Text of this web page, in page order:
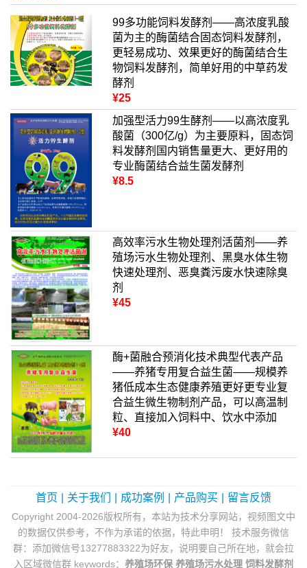
99多功能饲料发酵剂——高浓度乳酸
菌为主的酶菌结合固态饲料发酵剂，
更轻易成功、效果更好的酶菌结合生
物饲料发酵剂，简单好用的中草药发
酵剂
¥25
加强型活力99生酵剂——以高浓度乳
酸菌（300亿/g）为主要原料，固态饲
料发酵剂国内销售量更大、更好用的
专业酶菌结合益生菌发酵剂
¥8.5
高效率污水生物处理剂活菌剂——养
殖场污水生物处理剂、黑臭水体生物
快速处理剂、恶臭粪污废水快速除臭
剂
¥45
酶+菌融合预消化技术典型代表产品
——养猪专用复合益生菌——规模养
猪低成本生态健康养殖更好更专业复
合益生微生物制剂产品，可以高温制
粒、直接加入饲料中、饮水中添加
¥40
首页 关于我们 成功案例 产品购买 留言反馈
Copyright 2004-2026版权所有，本站为技术分享网站，视频图文中
的数据仅供参考，不作为承诺的依据，特此申明！ 技术服务微信
群：添加微信号13277883322为好友，说明要自己所在地，就会拉
入区域微信群 keywords： 养殖场环保 养殖场污水处理 饲料发酵剂